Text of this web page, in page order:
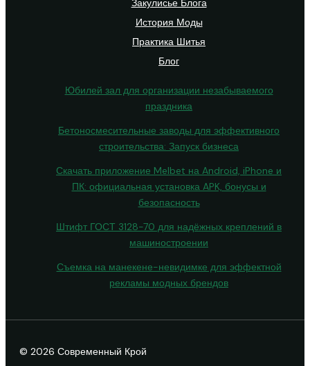
История Моды
Практика Шитья
Блог
Юбилей зал для организации незабываемого
праздника
Бетоносмесительные заводы для эффективного
строительства: Запуск бизнеса
Скачать приложение Melbet на Android, iPhone и
ПК: официальная установка APK, бонусы и
безопасность
Штифт ГОСТ 3128-70 для надёжных креплений в
машиностроении
Съемка на манекене-невидимке для эффектной
рекламы модных брендов
© 2026 Современный Крой